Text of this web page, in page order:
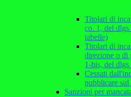
Titolari di
co. 1, del
tabelle)
Titolari di
direzione o di
1-bis, del
Cessati
pubblicare
Sanzioni per